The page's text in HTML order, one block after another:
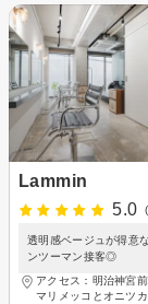
Lammin
5.0
透明感ベージュが得意
ンツーマン接客◎
アクセス：明治神宮
マリメッコとオニツ